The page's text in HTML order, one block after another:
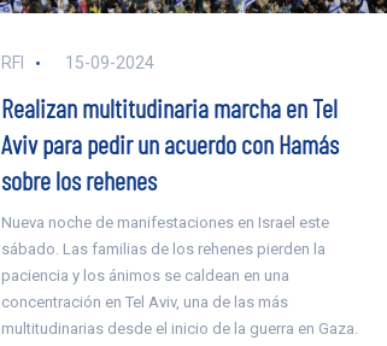
RFI 15-09-2024
Realizan multitudinaria marcha en Tel
Aviv para pedir un acuerdo con Hamás
sobre los rehenes
Nueva noche de manifestaciones en Israel este
sábado. Las familias de los rehenes pierden la
paciencia y los ánimos se caldean en una
concentración en Tel Aviv, una de las más
multitudinarias desde el inicio de la guerra en Gaza.